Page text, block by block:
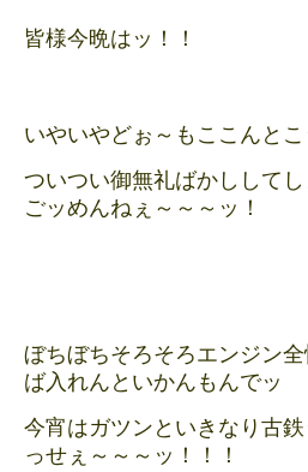
皆様今晩はッ！！
いやいやどぉ～もここんとこ
ついつい御無礼ばかしして
ごッめんねぇ～～～ッ！
ぼちぼちそろそろエンジン
ば入れんといかんもんでッ
今宵はガツンといきなり古
っせぇ～～～ッ！！！